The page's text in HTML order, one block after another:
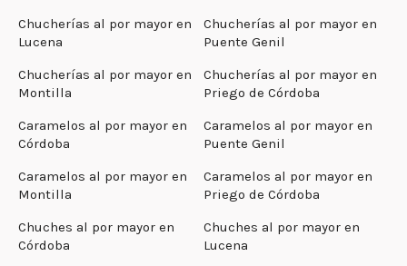
Chucherías al por mayor en
Lucena
Chucherías al por mayor en
Puente Genil
Chucherías al por mayor en
Montilla
Chucherías al por mayor en
Priego de Córdoba
Caramelos al por mayor en
Córdoba
Caramelos al por mayor en
Puente Genil
Caramelos al por mayor en
Montilla
Caramelos al por mayor en
Priego de Córdoba
Chuches al por mayor en
Córdoba
Chuches al por mayor en
Lucena